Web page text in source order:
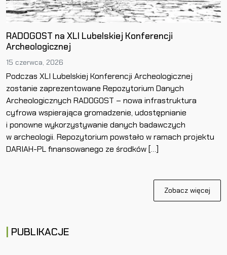
RADOGOST na XLI Lubelskiej Konferencji
Archeologicznej
15 czerwca, 2026
Podczas XLI Lubelskiej Konferencji Archeologicznej
zostanie zaprezentowane Repozytorium Danych
Archeologicznych RADOGOST – nowa infrastruktura
cyfrowa wspierająca gromadzenie, udostępnianie
i ponowne wykorzystywanie danych badawczych
w archeologii. Repozytorium powstało w ramach projektu
DARIAH-PL finansowanego ze środków […]
Zobacz więcej
PUBLIKACJE